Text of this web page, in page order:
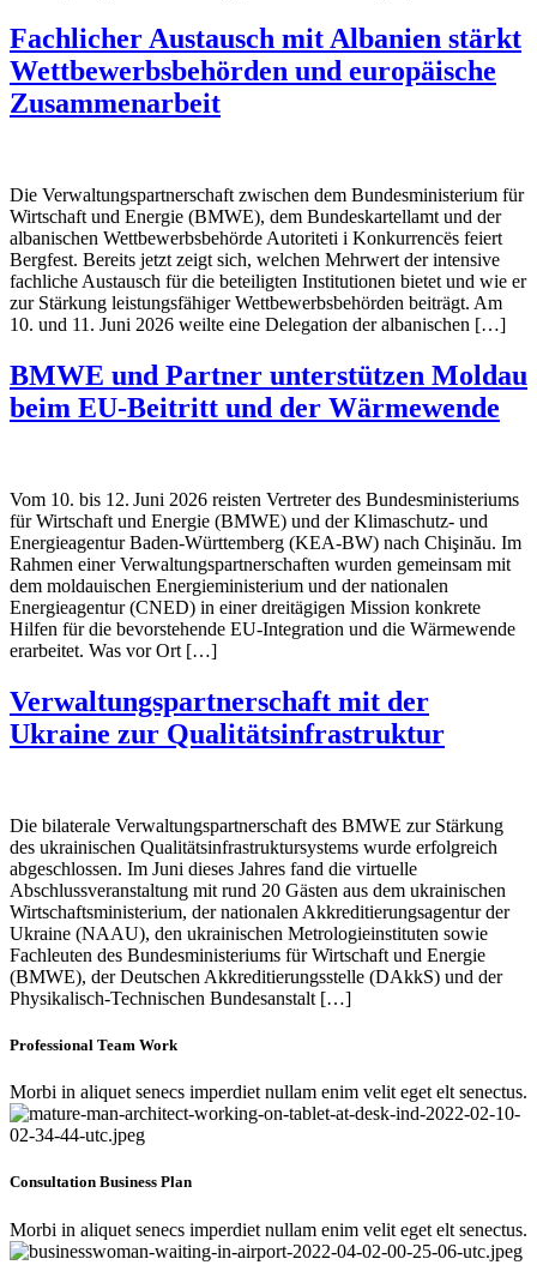
Fachlicher Austausch mit Albanien stärkt
Wettbewerbsbehörden und europäische
Zusammenarbeit
Die Verwaltungspartnerschaft zwischen dem Bundesministerium für
Wirtschaft und Energie (BMWE), dem Bundeskartellamt und der
albanischen Wettbewerbsbehörde Autoriteti i Konkurrencës feiert
Bergfest. Bereits jetzt zeigt sich, welchen Mehrwert der intensive
fachliche Austausch für die beteiligten Institutionen bietet und wie er
zur Stärkung leistungsfähiger Wettbewerbsbehörden beiträgt. Am
10. und 11. Juni 2026 weilte eine Delegation der albanischen […]
BMWE und Partner unterstützen Moldau
beim EU‑Beitritt und der Wärmewende
Vom 10. bis 12. Juni 2026 reisten Vertreter des Bundesministeriums
für Wirtschaft und Energie (BMWE) und der Klimaschutz- und
Energieagentur Baden‑Württemberg (KEA‑BW) nach Chişinău. Im
Rahmen einer Verwaltungspartnerschaften wurden gemeinsam mit
dem moldauischen Energieministerium und der nationalen
Energieagentur (CNED) in einer dreitägigen Mission konkrete
Hilfen für die bevorstehende EU‑Integration und die Wärmewende
erarbeitet. Was vor Ort […]
Verwaltungspartnerschaft mit der
Ukraine zur Qualitätsinfrastruktur
Die bilaterale Verwaltungspartnerschaft des BMWE zur Stärkung
des ukrainischen Qualitätsinfrastruktursystems wurde erfolgreich
abgeschlossen. Im Juni dieses Jahres fand die virtuelle
Abschlussveranstaltung mit rund 20 Gästen aus dem ukrainischen
Wirtschaftsministerium, der nationalen Akkreditierungsagentur der
Ukraine (NAAU), den ukrainischen Metrologieinstituten sowie
Fachleuten des Bundesministeriums für Wirtschaft und Energie
(BMWE), der Deutschen Akkreditierungsstelle (DAkkS) und der
Physikalisch-Technischen Bundesanstalt […]
Professional Team Work
Morbi in aliquet senecs imperdiet nullam enim velit eget elt senectus.
Consultation Business Plan
Morbi in aliquet senecs imperdiet nullam enim velit eget elt senectus.